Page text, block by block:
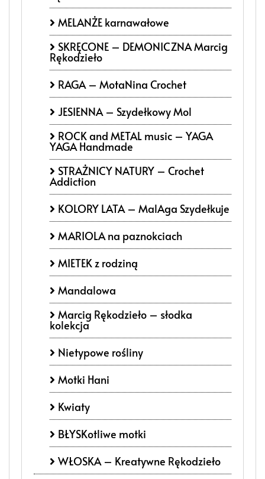
MELANŻE karnawałowe
SKRĘCONE – DEMONICZNA Marcig
Rękodzieło
RAGA – MotaNina Crochet
JESIENNA – Szydełkowy Mol
ROCK and METAL music – YAGA
YAGA Handmade
STRAŻNICY NATURY – Crochet
Addiction
KOLORY LATA – MalAga Szydełkuje
MARIOLA na paznokciach
MIETEK z rodziną
Mandalowa
Marcig Rękodzieło – słodka
kolekcja
Nietypowe rośliny
Motki Hani
Kwiaty
BŁYSKotliwe motki
WŁOSKA – Kreatywne Rękodzieło